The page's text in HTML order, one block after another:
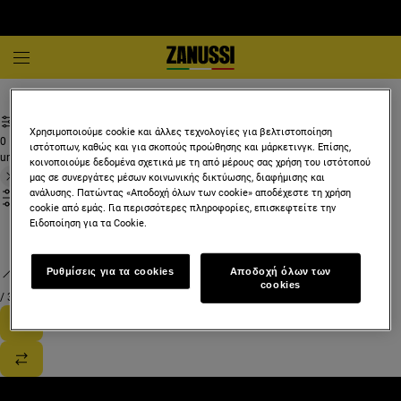
0
undefined
/ 3
Χρησιμοποιούμε cookie και άλλες τεχνολογίες για βελτιστοποίηση
ιστότοπων, καθώς και για σκοπούς προώθησης και μάρκετινγκ. Επίσης,
κοινοποιούμε δεδομένα σχετικά με τη από μέρους σας χρήση του ιστότοπού
μας σε συνεργάτες μέσων κοινωνικής δικτύωσης, διαφήμισης και
ανάλυσης. Πατώντας «Αποδοχή όλων των cookie» αποδέχεστε τη χρήση
cookie από εμάς. Για περισσότερες πληροφορίες, επισκεφτείτε την
Ειδοποίηση για τα Cookie.
Ρυθμίσεις για τα cookies
Αποδοχή όλων των
cookies